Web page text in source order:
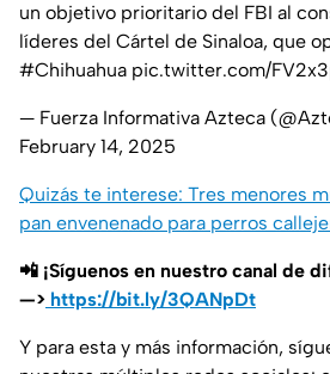
un objetivo prioritario del FBI al
líderes del Cártel de Sinaloa, que
#Chihuahua pic.twitter.com/
— Fuerza Informativa Azteca
February 14, 2025
Quizás te interese: Tres menores
pan envenenado para perros
📲 ¡Síguenos en nuestro canal de
—> https://bit.ly/3QANpDt
Y para esta y más información,